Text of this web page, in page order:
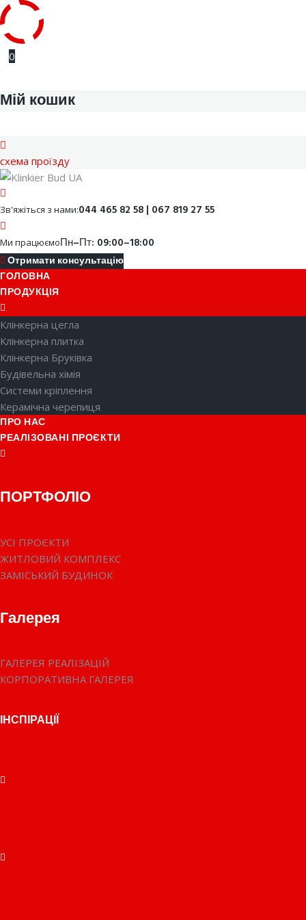
Skip
0
Мій кошик
cхема проїзду
Facebook
Youtube
Instagram
Google
Зв'яжіться з нами:044 465 82 58 | 067 819 27 55
Ми працюємоПн–Пт: 09:00–18:00
Отримати консультацію
ГОЛОВНА
ПРОДУКЦІЯ
Клінкерна цегла
Клінкерна плитка
Клінкерна Бруківка
Будівельна хімія
Системи кріплення
Керамічна черепиця
ПРО НАС
РЕАЛІЗОВАНІ ПРОЄКТИ
ПОРТФОЛІО
УСІ ПРОЄКТИ
ЖИТЛОВИЙ КОМПЛЕКС
ЗАМІСЬКИЙ БУДИНОК
Галерея
ГАЛЕРЕЯ РЕАЛІЗАЦІЙ
КОРПОРАТИВНА ГАЛЕРЕЯ
ІНСПІРАЦІЇ